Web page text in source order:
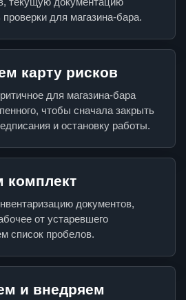
проверки для магазина-бара.
карту рисков
для магазина-бара
чтобы сначала закрыть
и остановку работы.
комплект
документов,
от устаревшего
список пробелов.
и внедряем